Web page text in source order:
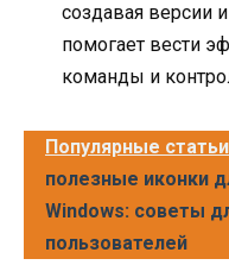
создавая версии
помогает вести
команды и
Популярные статьи
полезные иконки
Windows: советы
пользователей